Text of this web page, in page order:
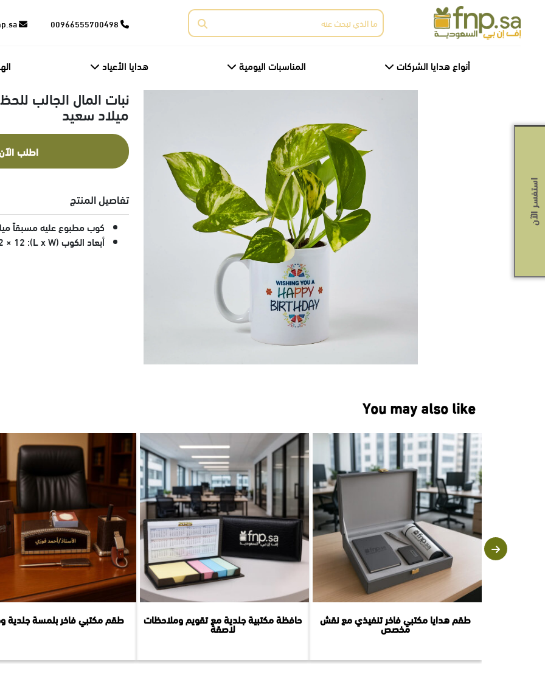
استفسر الآن
البحث
عن:
أنواع هدايا الشركات المناسبات اليومية هدايا الأعياد
نبات المال الجالب
ميلاد سعيد
اطلب
تفاصيل المنتج
كوب مطبوع عليه مسبقاً
أبعاد الكوب (L x W): 12 × 12 إنش
You may also like
طقم هدايا مكتبي فاخر تنفيذي مع نقش
مخصص
حافظة مكتبية جلدية مع تقويم وملاحظات
لاصقة
طقم مكتبي فاخر بلمسة جلدية